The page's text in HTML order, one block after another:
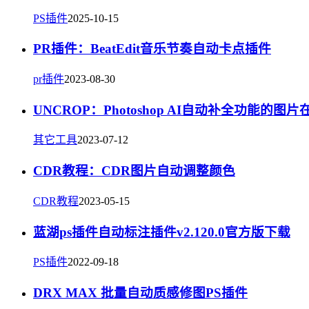
PS插件2025-10-15
PR插件：BeatEdit音乐节奏自动卡点插件
pr插件2023-08-30
UNCROP：Photoshop AI自动补全功能的图片
其它工具2023-07-12
CDR教程：CDR图片自动调整颜色
CDR教程2023-05-15
蓝湖ps插件自动标注插件v2.120.0官方版下载
PS插件2022-09-18
DRX MAX 批量自动质感修图PS插件